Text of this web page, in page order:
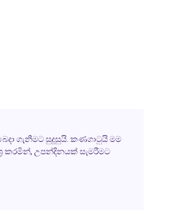
ගැනීමට සුදුසුයි. කණගාටුයි මම
කරමින්, උපන්දිනයක් සැමරීමට